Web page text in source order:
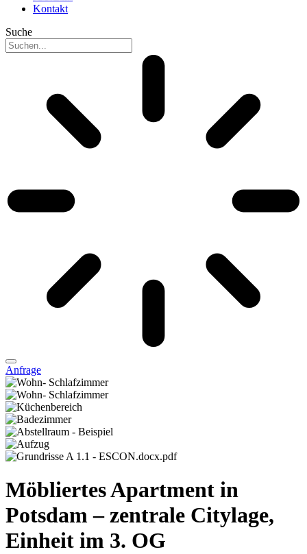
Kontakt
Suche
Anfrage
Möbliertes Apartment in
Potsdam – zentrale Citylage,
Einheit im 3. OG